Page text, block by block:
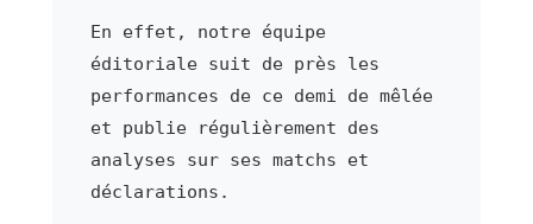
En effet, notre équipe
éditoriale suit de près les
performances de ce demi de mêlée
et publie régulièrement des
analyses sur ses matchs et
déclarations.